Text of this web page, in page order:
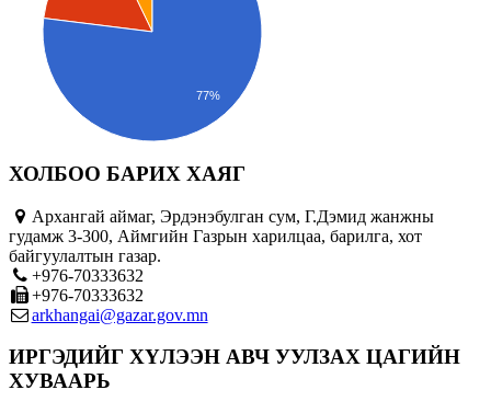
77%
ХОЛБОО БАРИХ ХАЯГ
Архангай аймаг, Эрдэнэбулган сум, Г.Дэмид жанжны
гудамж 3-300, Аймгийн Газрын харилцаа, барилга, хот
байгуулалтын газар.
+976-70333632
+976-70333632
arkhangai@gazar.gov.mn
ИРГЭДИЙГ ХҮЛЭЭН АВЧ УУЛЗАХ ЦАГИЙН
ХУВААРЬ